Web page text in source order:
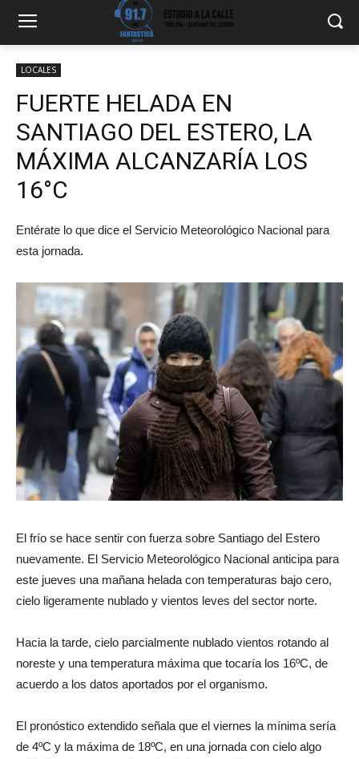
LOCALES
FUERTE HELADA EN
SANTIAGO DEL ESTERO, LA
MÁXIMA ALCANZARÍA LOS
16°C
Entérate lo que dice el Servicio Meteorológico Nacional para
esta jornada.
El frío se hace sentir con fuerza sobre Santiago del Estero
nuevamente. El Servicio Meteorológico Nacional anticipa para
este jueves una mañana helada con temperaturas bajo cero,
cielo ligeramente nublado y vientos leves del sector norte.
Hacia la tarde, cielo parcialmente nublado vientos rotando al
noreste y una temperatura máxima que tocaría los 16ºC, de
acuerdo a los datos aportados por el organismo.
El pronóstico extendido señala que el viernes la mínima sería
de 4ºC y la máxima de 18ºC, en una jornada con cielo algo